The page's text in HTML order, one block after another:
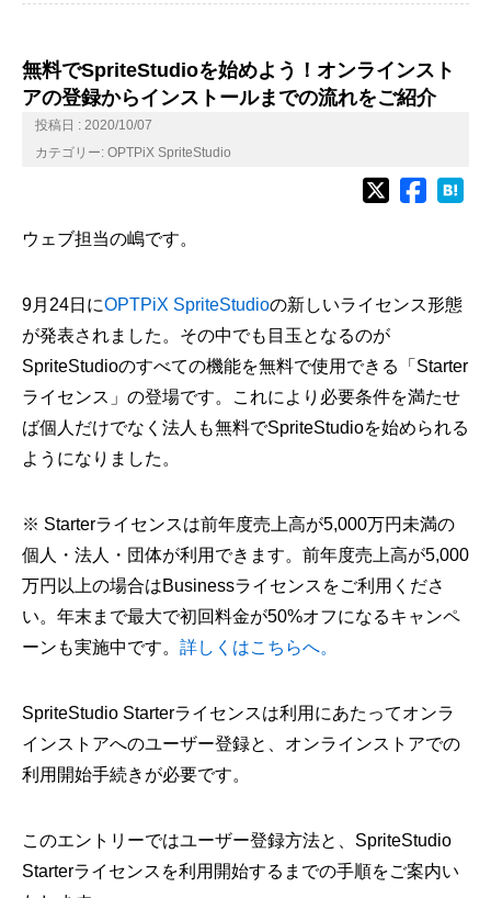
無料でSpriteStudioを始めよう！オンラインスト
アの登録からインストールまでの流れをご紹介
投稿日 : 2020/10/07
カテゴリー: OPTPiX SpriteStudio
ウェブ担当の嶋です。
9月24日にOPTPiX SpriteStudioの新しいライセンス形態
が発表されました。その中でも目玉となるのが
SpriteStudioのすべての機能を無料で使用できる「Starter
ライセンス」の登場です。これにより必要条件を満たせ
ば個人だけでなく法人も無料でSpriteStudioを始められる
ようになりました。
※ Starterライセンスは前年度売上高が5,000万円未満の
個人・法人・団体が利用できます。前年度売上高が5,000
万円以上の場合はBusinessライセンスをご利用くださ
い。年末まで最大で初回料金が50%オフになるキャンペ
ーンも実施中です。 詳しくはこちらへ。
SpriteStudio Starterライセンスは利用にあたってオンラ
インストアへのユーザー登録と、オンラインストアでの
利用開始手続きが必要です。
このエントリーではユーザー登録方法と、SpriteStudio
Starterライセンスを利用開始するまでの手順をご案内い